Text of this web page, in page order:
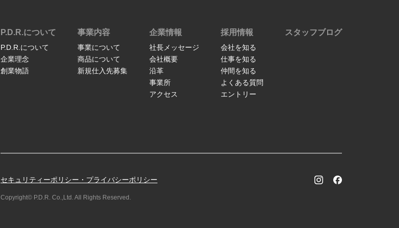
P.D.R.について
P.D.R.について
企業理念
創業物語
事業内容
事業について
商品について
新規仕入先募集
企業情報
社長メッセージ
会社概要
沿革
事業所
アクセス
採用情報
会社を知る
仕事を知る
仲間を知る
よくある質問
エントリー
スタッフブログ
セキュリティーポリシー・プライバシーポリシー
Copyright© P.D.R. Co.,Ltd. All Rights Reserved.